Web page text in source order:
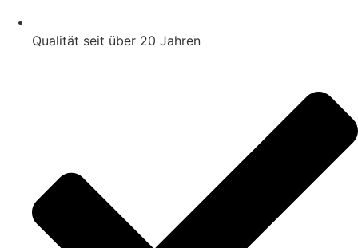
Qualität seit über 20 Jahren